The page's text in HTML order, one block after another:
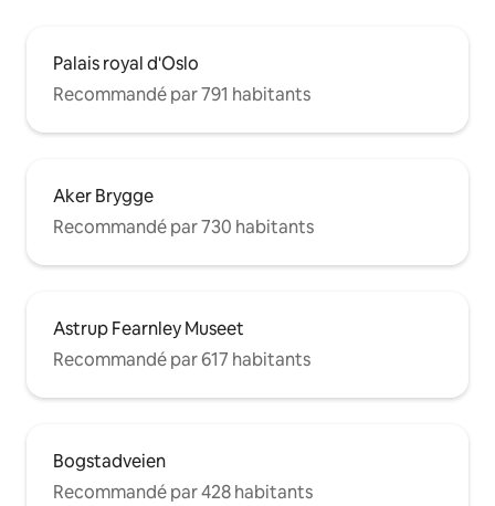
Palais royal d'Oslo
Recommandé par 791 habitants
Aker Brygge
Recommandé par 730 habitants
Astrup Fearnley Museet
Recommandé par 617 habitants
Bogstadveien
Recommandé par 428 habitants